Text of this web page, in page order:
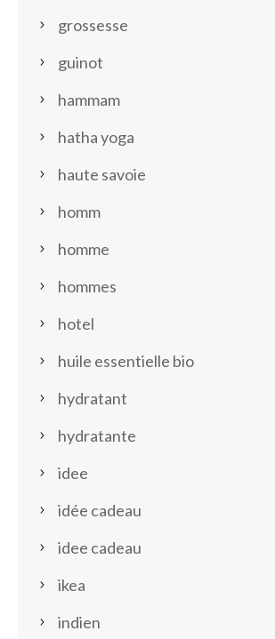
grossesse
guinot
hammam
hatha yoga
haute savoie
homm
homme
hommes
hotel
huile essentielle bio
hydratant
hydratante
idee
idée cadeau
idee cadeau
ikea
indien